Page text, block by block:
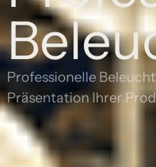
Professionelle
Präsentation Ihrer